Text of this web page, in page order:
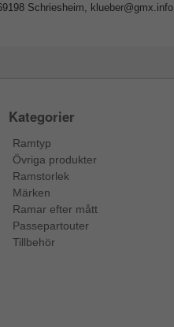
Schriesheim, klueber@gmx.info
Kategorier
Ramtyp
Övriga produkter
Ramstorlek
Märken
Ramar efter mått
Passepartouter
Tillbehör